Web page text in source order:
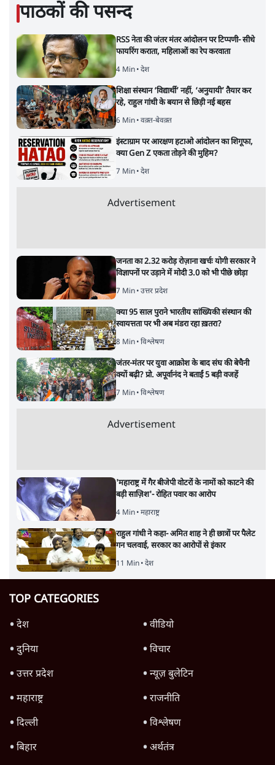
पाठकों की पसन्द
RSS नेता की जंतर मंतर आंदोलन पर टिप्पणी- सीधे
फायरिंग कराता, महिलाओं का रेप करवाता
4 Min• देश
शिक्षा संस्थान ‘विद्यार्थी’ नहीं, ‘अनुयायी’ तैयार कर
रहे, राहुल गांधी के बयान से छिड़ी नई बहस
6 Min• वक़्त-बेवक़्त
इंस्टाग्राम पर आरक्षण हटाओ आंदोलन का शिगूफा,
क्या Gen Z एकता तोड़ने की मुहिम?
7 Min• देश
Advertisement
जनता का 2.32 करोड़ रोज़ाना खर्चः योगी सरकार ने
विज्ञापनों पर उड़ाने में मोदी 3.0 को भी पीछे छोड़ा
7 Min• उत्तर प्रदेश
क्या 95 साल पुराने भारतीय सांख्यिकी संस्थान की
स्वायत्तता पर भी अब मंडरा रहा ख़तरा?
8 Min• विश्लेषण
जंतर-मंतर पर युवा आक्रोश के बाद संघ की बेचैनी
क्यों बढ़ी? प्रो. अपूर्वानंद ने बताईं 5 बड़ी वजहें
7 Min• विश्लेषण
Advertisement
'महाराष्ट्र में गैर बीजेपी वोटरों के नामों को काटने की
बड़ी साज़िश'- रोहित पवार का आरोप
4 Min• महाराष्ट्र
राहुल गांधी ने कहा- अमित शाह ने ही छात्रों पर पैलेट
गन चलवाई, सरकार का आरोपों से इंकार
11 Min• देश
TOP CATEGORIES
देश
वीडियो
दुनिया
विचार
उत्तर प्रदेश
न्यूज़ बुलेटिन
महाराष्ट्र
राजनीति
दिल्ली
विश्लेषण
बिहार
अर्थतंत्र